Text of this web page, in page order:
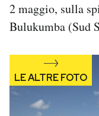
2 maggio, sulla
Bulukumba (Sud